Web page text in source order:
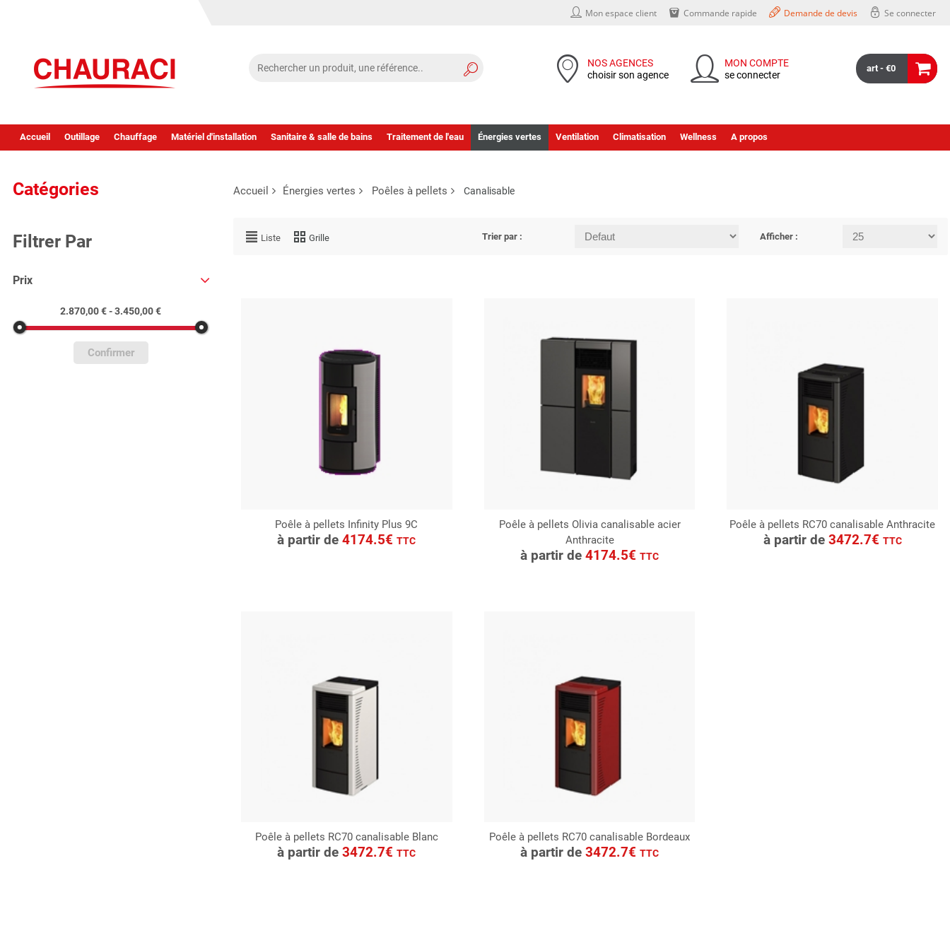
Mon espace client Commande rapide Demande de devis Se connecter
NOS AGENCES
choisir son agence
MON COMPTE
se connecter
art - €0
Accueil Outillage Chauffage Matériel d'installation Sanitaire & salle de bains Traitement de l'eau Énergies vertes Ventilation Climatisation Wellness A propos
Catégories
Filtrer Par
Prix
2.870,00 € - 3.450,00 €
Confirmer
Accueil Énergies vertes Poêles à pellets Canalisable
Liste Grille Trier par : Afficher :
Poêle à pellets Infinity Plus 9C
à partir de4174.5€TTC
CONSULTER
Demande de devis
Poêle à pellets Olivia canalisable acier
Anthracite
à partir de4174.5€TTC
CONSULTER
Demande de devis
Poêle à pellets RC70 canalisable Anthracite
à partir de 3472.7€ TTC
CONSULTER
Demande de devis
Poêle à pellets RC70 canalisable Blanc
à partir de3472.7€TTC
CONSULTER
Demande de devis
Poêle à pellets RC70 canalisable Bordeaux
à partir de3472.7€TTC
CONSULTER
Demande de devis